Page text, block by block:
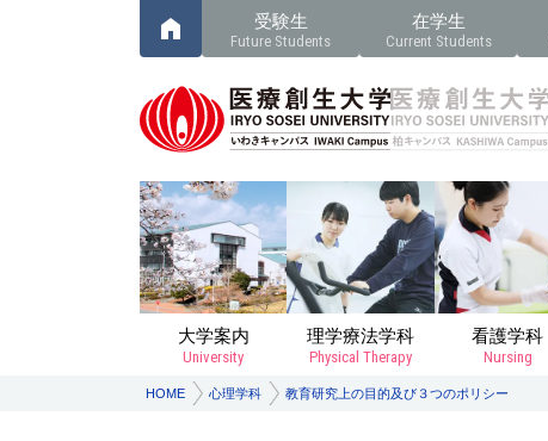
受験生
Future Students
在学生
Current Students
大学案内
University
理学療法学科
Physical Therapy
看護学科
Nursing
HOME 心理学科 教育研究上の目的及び３つのポリシー